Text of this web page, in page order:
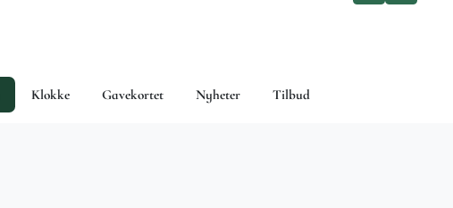
Klokke Gavekortet Nyheter Tilbud